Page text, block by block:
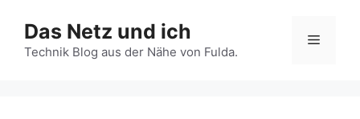
Inhalt
springen
Das Netz und ich
Technik Blog aus der Nähe von Fulda.
Menü